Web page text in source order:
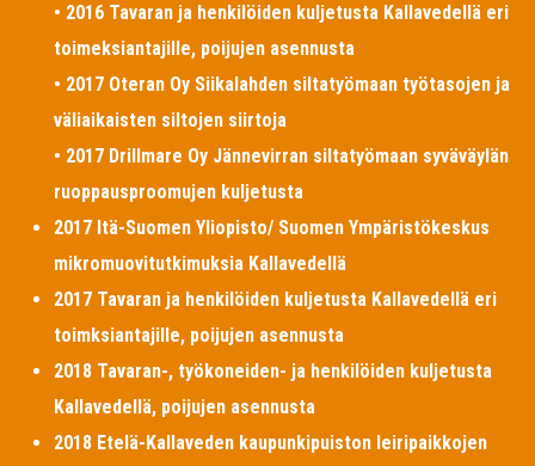
• 2016 Tavaran ja henkilöiden kuljetusta Kallavedellä eri
toimeksiantajille, poijujen asennusta
• 2017 Oteran Oy Siikalahden siltatyömaan työtasojen ja
väliaikaisten siltojen siirtoja
• 2017 Drillmare Oy Jännevirran siltatyömaan syväväylän
ruoppausproomujen kuljetusta
2017 Itä-Suomen Yliopisto/ Suomen Ympäristökeskus
mikromuovitutkimuksia Kallavedellä
2017 Tavaran ja henkilöiden kuljetusta Kallavedellä eri
toimksiantajille, poijujen asennusta
2018 Tavaran-, työkoneiden- ja henkilöiden kuljetusta
Kallavedellä, poijujen asennusta
2018 Etelä-Kallaveden kaupunkipuiston leiripaikkojen